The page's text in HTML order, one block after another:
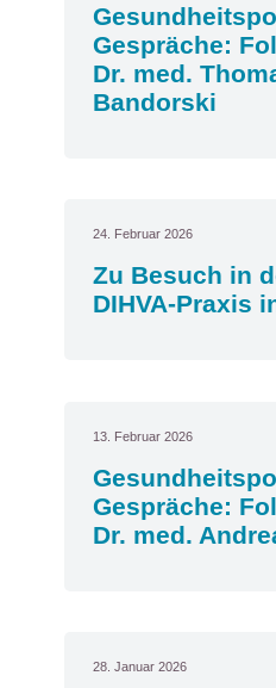
Gespräche:
Dr. med.
Bandorski
24. Februar 2026
Zu Besuch in
DIHVA-Praxis
13. Februar 2026
Gespräche:
Dr. med.
28. Januar 2026